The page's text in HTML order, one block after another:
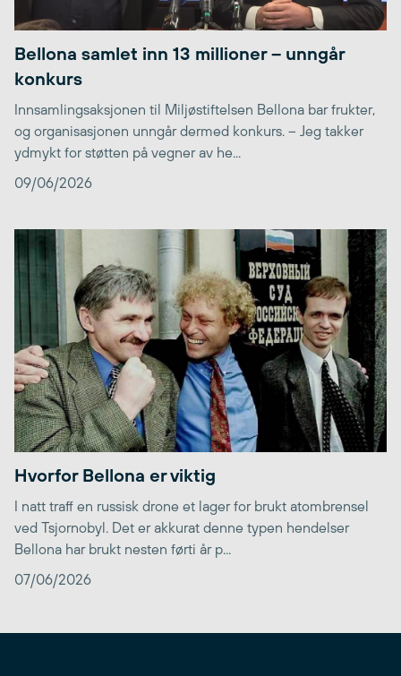
Bellona samlet inn 13 millioner – unngår
konkurs
Innsamlingsaksjonen til Miljøstiftelsen Bellona bar frukter,
og organisasjonen unngår dermed konkurs. – Jeg takker
ydmykt for støtten på vegner av he...
09/06/2026
Hvorfor Bellona er viktig
I natt traff en russisk drone et lager for brukt atombrensel
ved Tsjornobyl. Det er akkurat denne typen hendelser
Bellona har brukt nesten førti år p...
07/06/2026